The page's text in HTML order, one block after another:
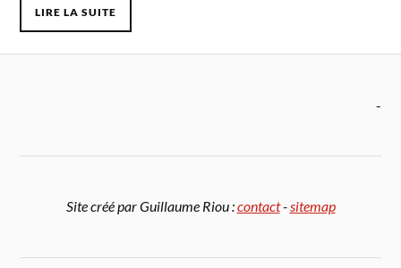
LIRE LA SUITE
-
Site créé par Guillaume Riou :contact-sitemap